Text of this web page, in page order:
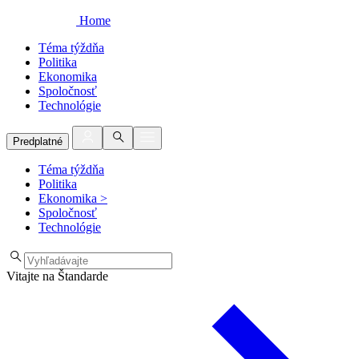
Home
Téma týždňa
Politika
Ekonomika
Spoločnosť
Technológie
Predplatné
Téma týždňa
Politika
Ekonomika >
Spoločnosť
Technológie
Vitajte na Štandarde